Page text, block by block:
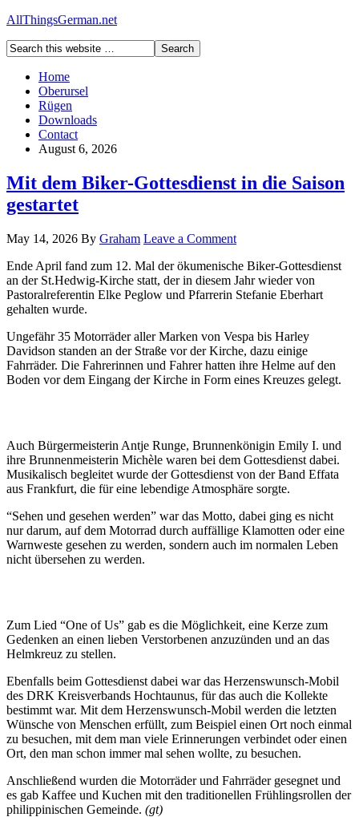
AllThingsGerman.net
Home
Oberursel
Rügen
Downloads
Contact
August 6, 2026
Mit dem Biker-Gottesdienst in die Saison
gestartet
May 14, 2026 By Graham Leave a Comment
Ende April fand zum 12. Mal der ökumenische Biker-Gottesdienst
an der St.Hedwig-Kirche statt, der in diesem Jahr wieder von
Pastoralreferentin Elke Peglow und Pfarrerin Stefanie Eberhart
gehalten wurde.
Ungefähr 35 Motorräder aller Marken von Vespa bis Harley
Davidson standen an der Straße vor der Kirche, dazu einige
Fahrräder. Die Fahrerinnen und Fahrer hatten ihre Helme auf den
Boden vor dem Eingang der Kirche in Form eines Kreuzes gelegt.
Auch Bürgermeisterin Antje Runge, Brunnenkönigin Emily I. und
ihre Brunnenmeisterin Michèle waren bei dem Gottesdienst dabei.
Musikalisch begleitet wurde der Gottesdienst von der Band Effata
aus Frankfurt, die für eine lebendige Atmosphäre sorgte.
“Sehen und gesehen werden” war das Motto, dabei ging es nicht
nur darum, auf dem Motorrad durch auffällige Klamotten oder eine
Warnweste gesehen zu werden, sondern auch im normalen Leben
nicht übersehen zu werden.
Zum Lied “One of Us” gab es die Möglichkeit, eine Kerze zum
Gedenken an einen lieben Verstorbenen anzuzünden und an das
Helmkreuz zu stellen.
Ebenfalls beim Gottesdienst dabei war das Herzenswunsch-Mobil
des DRK Kreisverbands Hochtaunus, für das auch die Kollekte
bestimmt war. Mit dem Herzenswunsch-Mobil werden die letzten
Wünsche von Menschen erfüllt, zum Beispiel einen Ort noch einmal
zu besuchen, mit dem man viele Erinnerungen verbindet oder einen
Ort, den man schon immer mal sehen wollte, zu besuchen.
Anschließend wurden die Motorräder und Fahrräder gesegnet und
es gab Kaffee und Kuchen mit den traditionellen Frühlingsrollen der
philippinischen Gemeinde. (gt)